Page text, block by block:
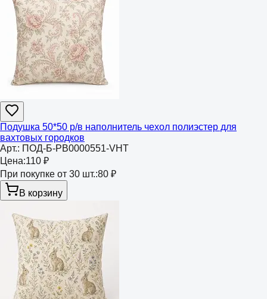
Подушка 50*50 р/в наполнитель чехол полиэстер для
вахтовых городков
Арт.: ПОД-Б-РВ0000551-VHT
Цена:110 ₽
При покупке от 30 шт.:80 ₽
В корзину